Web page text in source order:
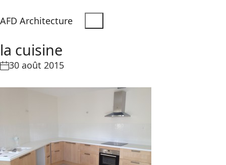
AFD Architecture
la cuisine
30 août 2015